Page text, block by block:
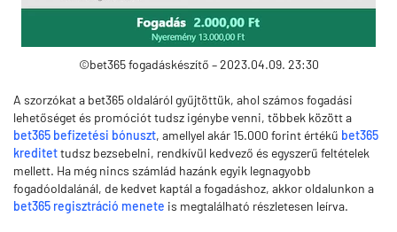
©bet365 fogadáskészítő – 2023.04.09. 23:30
A szorzókat a bet365 oldaláról gyűjtöttük, ahol számos fogadási
lehetőséget és promóciót tudsz igénybe venni, többek között a
bet365 befizetési bónuszt, amellyel akár 15.000 forint értékű bet365
kreditettudsz bezsebelni, rendkívül kedvező és egyszerű feltételek
mellett. Ha még nincs számlád hazánk egyik legnagyobb
fogadóoldalánál, de kedvet kaptál a fogadáshoz, akkor oldalunkon a
bet365 regisztráció menete is megtalálható részletesen leírva.